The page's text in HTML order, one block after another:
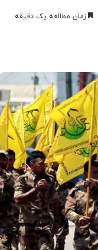
زمان مطالعه یک دقیقه